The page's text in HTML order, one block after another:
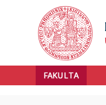
FAKULTA